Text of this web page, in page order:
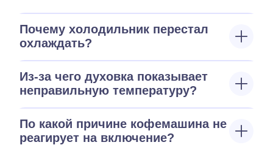
Почему холодильник перестал
охлаждать?
Из-за чего духовка показывает
неправильную температуру?
По какой причине кофемашина не
реагирует на включение?